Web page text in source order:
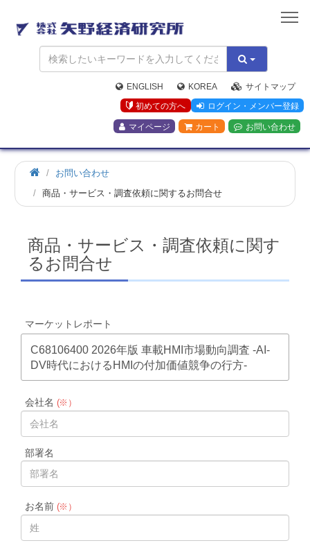
矢
野
経
済
研
究
所
ENGLISH KOREA
サイトマップ
初めての方へ
ログイン・メンバー登録
マイページ カート お問い合わせ
お問い合わせ
商品・サービス・調査依頼に関するお問合せ
商品・サービス・調査依頼に関す
るお問合せ
マーケットレポート
C68106400 2026年版 車載HMI市場動向調査 -AI-
DV時代におけるHMIの付加価値競争の行方-
会社名 (※）
部署名
お名前(※）